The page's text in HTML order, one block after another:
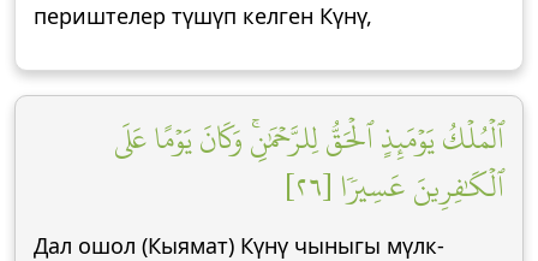
периштелер түшүп келген Күнү,
ٱلۡمُلۡكُ يَوۡمَئِذٍ ٱلۡحَقُّ لِلرَّحۡمَٰنِۚ وَكَانَ يَوۡمًا عَلَى
ٱلۡكَٰفِرِينَ عَسِيرٗا [٢٦]
Дал ошол (Кыямат) Күнү чыныгы мүлк-